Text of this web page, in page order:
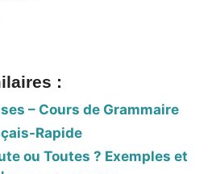
:
– Cours de Grammaire
Rapide
ou Toutes ? Exemples et